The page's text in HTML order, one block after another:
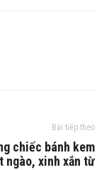
Bài tiếp theo
chiếc bánh kem
ngào, xinh xắn từ